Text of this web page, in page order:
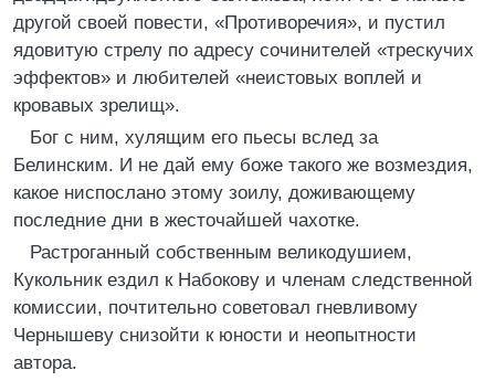
другой своей повести, «Противоречия», и пустил
ядовитую стрелу по адресу сочинителей «трескучих
эффектов» и любителей «неистовых воплей и
кровавых зрелищ».
Бог с ним, хулящим его пьесы вслед за
Белинским. И не дай ему боже такого же возмездия,
какое ниспослано этому зоилу, доживающему
последние дни в жесточайшей чахотке.
Растроганный собственным великодушием,
Кукольник ездил к Набокову и членам следственной
комиссии, почтительно советовал гневливому
Чернышеву снизойти к юности и неопытности
автора.